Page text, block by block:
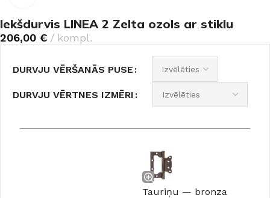
Iekšdurvis LINEA 2 Zelta ozols ar stiklu
206,00 € kompl.
DURVJU VĒRŠANĀS PUSE
DURVJU VĒRTNES IZMĒRI
Tauriņu — bronza